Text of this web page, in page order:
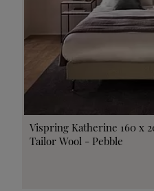
Vispring Katherine 160 x
Tailor Wool - Pebble